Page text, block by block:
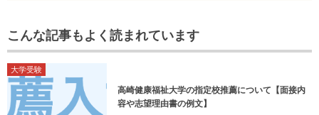
こんな記事もよく読まれています
大学受験
高崎健康福祉大学の指定校推薦について【面接内
容や志望理由書の例文】